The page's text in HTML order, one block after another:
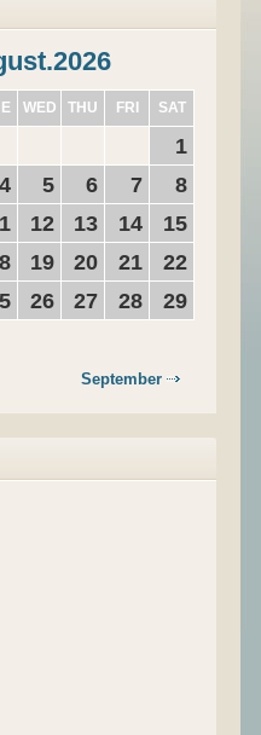
WED THU FRI SAT
1
4 5 6 7
8
12 13 14
15
19 20 21
22
26 27 28
29
September